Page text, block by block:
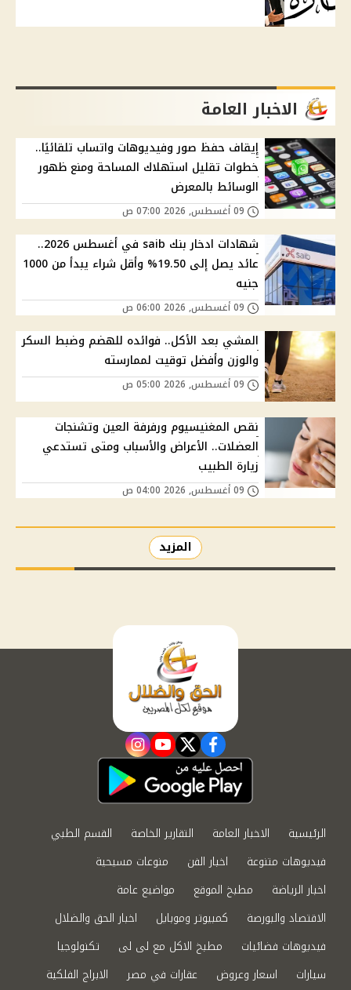
الاخبار العامة
إيقاف حفظ صور وفيديوهات واتساب تلقائيًا..
خطوات تقليل استهلاك المساحة ومنع ظهور
الوسائط بالمعرض
شهادات ادخار بنك saib في أغسطس 2026..
عائد يصل إلى 19.50% وأقل شراء يبدأ من 1000
جنيه
المشي بعد الأكل.. فوائده للهضم وضبط السكر
والوزن وأفضل توقيت لممارسته
نقص المغنيسيوم ورفرفة العين وتشنجات
العضلات.. الأعراض والأسباب ومتى تستدعي
زيارة الطبيب
المزيد
facebook
twitter
youtube
instagram
الرئيسية الاخبار العامة التقارير الخاصة
القسم الطبي
فيديوهات متنوعة
اخبار الفن
منوعات مسيحية
اخبار الرياضة
مطبخ الموقع
مواضيع عامة
الاقتصاد والبورصة
كمبيوتر وموبايل
اخبار الحق والضلال
فيديوهات فضائيات
مطبخ الاكل مع لى لى
تكنولوجيا
سيارات
اسعار وعروض عقارات في مصر الابراج الفلكية